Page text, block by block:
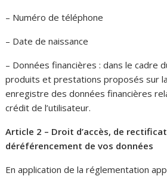
– Numéro de téléphone
– Date de naissance
– Données financières : dans le cadre
produits et prestations proposés sur
enregistre des données financières
crédit de l’utilisateur.
Article 2 – Droit d’accès, de
déréférencement de vos données
En application de la réglementation